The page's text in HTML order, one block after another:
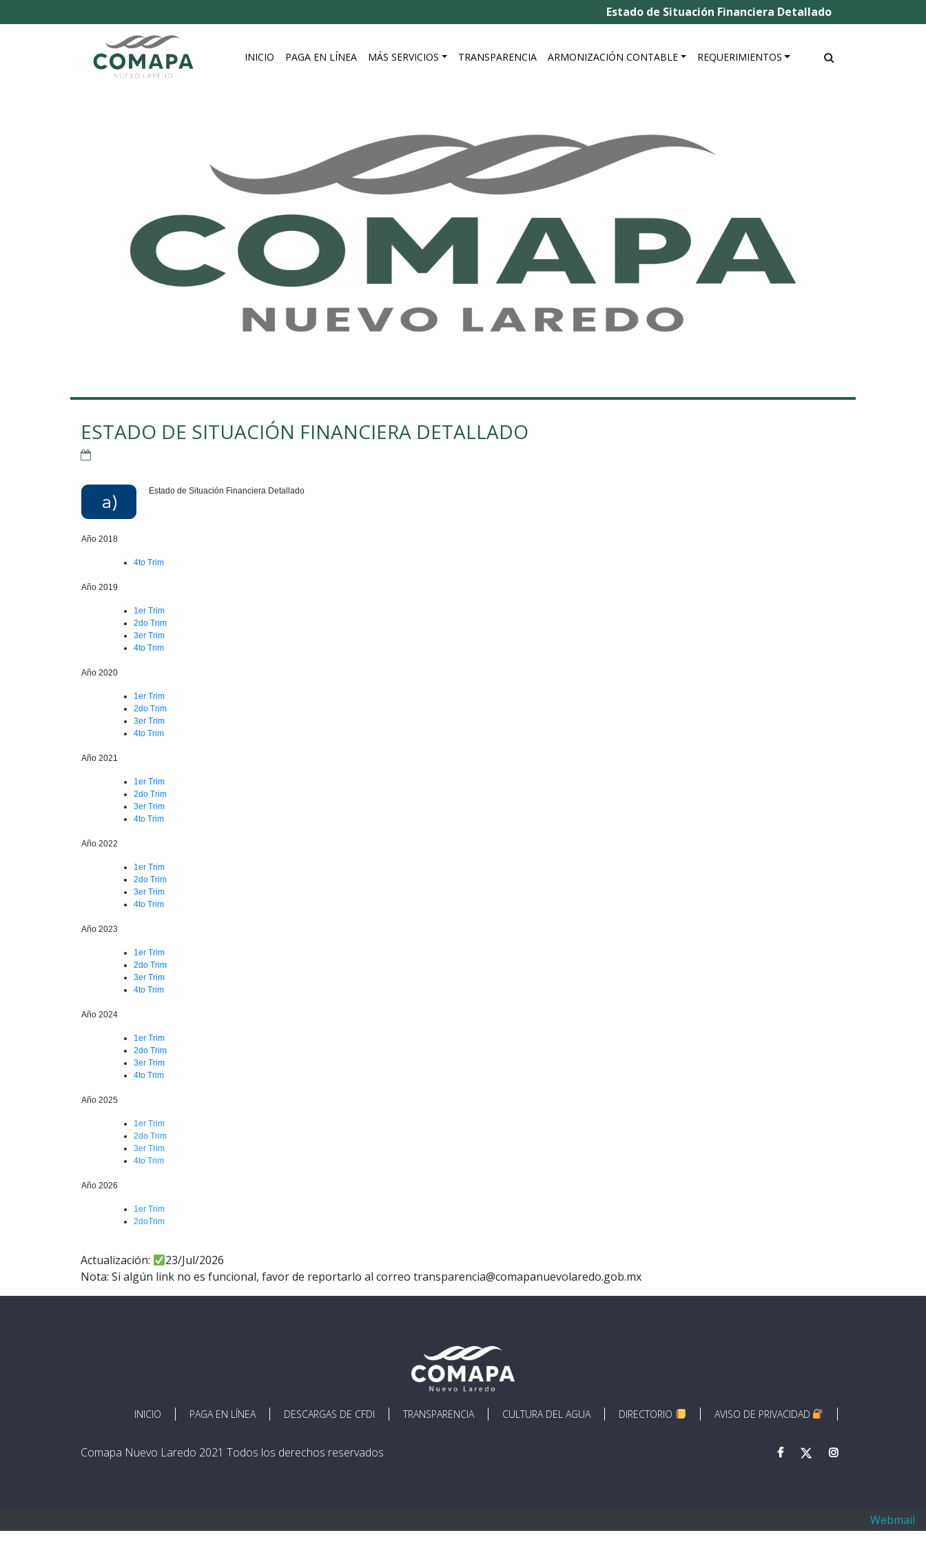
Estado de Situación Financiera Detallado
INICIO PAGA EN LÍNEA MÁS SERVICIOS TRANSPARENCIA ARMONIZACIÓN CONTABLE REQUERIMIENTOS
ESTADO DE SITUACIÓN FINANCIERA DETALLADO
Estado de Situación Financiera Detallado
Año 2018
4to Trim
Año 2019
1er Trim
2do Trim
3er Trim
4to Trim
Año 2020
1er Trim
2do Trim
3er Trim
4to Trim
Año 2021
1er Trim
2do Trim
3er Trim
4to Trim
Año 2022
1er Trim
2do Trim
3er Trim
4to Trim
Año 2023
1er Trim
2do Trim
3er Trim
4to Trim
Año 2024
1er Trim
2do Trim
3er Trim
4to Trim
Año 2025
1er Trim
2do Trim
3er Trim
4to Trim
Año 2026
1er Trim
2doTrim
Actualización:
23/Jul/2026
Nota: Si algún link no es funcional, favor de reportarlo al correo transparencia@comapanuevolaredo.gob.mx
INICIO PAGA EN LÍNEA DESCARGAS DE CFDI TRANSPARENCIA CULTURA DEL AGUA DIRECTORIO AVISO DE PRIVACIDAD
Comapa Nuevo Laredo 2021 Todos los derechos reservados
Webmail